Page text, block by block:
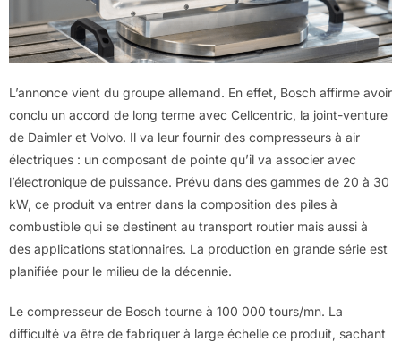
L’annonce vient du groupe allemand. En effet, Bosch affirme avoir
conclu un accord de long terme avec Cellcentric, la joint-venture
de Daimler et Volvo. Il va leur fournir des compresseurs à air
électriques : un composant de pointe qu’il va associer avec
l’électronique de puissance. Prévu dans des gammes de 20 à 30
kW, ce produit va entrer dans la composition des piles à
combustible qui se destinent au transport routier mais aussi à
des applications stationnaires. La production en grande série est
planifiée pour le milieu de la décennie.
Le compresseur de Bosch tourne à 100 000 tours/mn. La
difficulté va être de fabriquer à large échelle ce produit, sachant